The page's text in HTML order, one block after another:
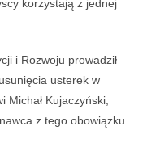
korzystają z jednej
i Rozwoju prowadził
usterek w
Michał Kujaczyński,
z tego obowiązku